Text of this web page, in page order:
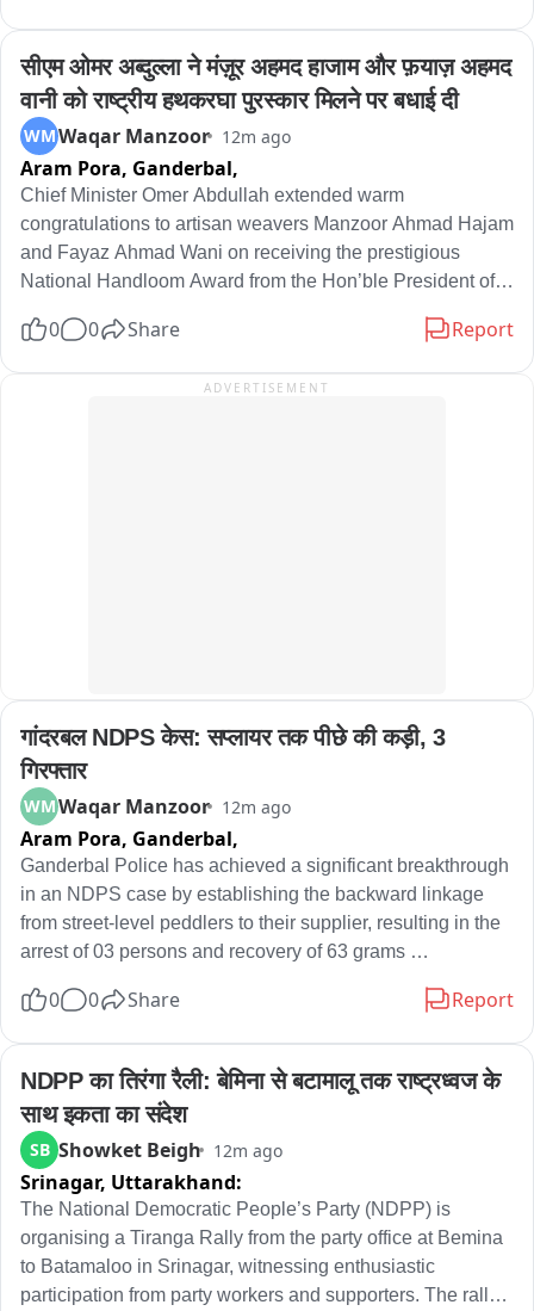
शिवभक्तों की भीड़ उमड़ पड़ी है। श्रद्धालु बिल्वपत्र, दूध, फूल और जल
आदि से भगवान शिव का अभिषेक कर उन्हें प्रसन्न करने में लगे हुए हैं। शहर
के प्राचीन एवं प्रसिद्ध बावलिया की बगीची स्थित शिव मंदिर में भी भक्तों की
लंबी कतारें लगी हुई हैं। श्रद्धालु लाइन में लगकर शिवलिंग पर जलाभिषेक
कर रहे हैं। सोमवार को बढ़ती भीड़ को देखते हुए मंदिर कमेटी की ओर से
विशेष व्यवस्थाएं की गई हैं। शहर के कई शिवालयों को भव्य और आकर्षक ढंग
से सजाया गया है। वहीं कई श्रद्धालु लोहार्गल से कावड़ लाकर शिवलिंग का
अभिषेक कर रहे हैं।
सीएम ओमर अब्दुल्ला ने मंज़ूर अहमद हाजाम और फ़याज़ अहमद
वानी को राष्ट्रीय हथकरघा पुरस्कार मिलने पर बधाई दी
WMWaqar Manzoor 12m ago
Aram Pora, Ganderbal,
Chief Minister Omer Abdullah extended warm
congratulations to artisan weavers Manzoor Ahmad Hajam
and Fayaz Ahmad Wani on receiving the prestigious
National Handloom Award from the Hon’ble President of
weaving the exquisite Chanddar Kani Shawl, their
excellence of Jammu and Kashmir’s handloom tradition.
0 0 Share Report
ADVERTISEMENT
गांदरबल NDPS केस: सप्लायर तक पीछे की कड़ी, 3
गिरफ्तार
WMWaqar Manzoor 12m ago
Aram Pora, Ganderbal,
Ganderbal Police has achieved a significant breakthrough
in an NDPS case by establishing the backward linkage
from street-level peddlers to their supplier, resulting in the
arrest of 03 persons and recovery of 63 grams
suspected drug proceeds.
During naka checking at Warpora Crossing, Police
apprehended two persons, identified as Javaid Ahmad
Dar and Arbaz Ahmad Reshi, after they attempted to flee
on noticing the naka party. During their personal searches,
11 grams (approximately) heroin-like substance was
recovered from their possession. During sustained
investigation and backward-linkage verification, Police
traced the source of supply to Ajaz Ahmad Dar of
Chowdribagh, Ganderbal. A search conducted at his
0 0 Share Report
NDPP का तिरंगा रैली: बेमिना से बटामालू तक राष्ट्रध्वज के
साथ इकता का संदेश
SB Showket Beigh 12m ago
Srinagar, Uttarakhand:
The National Democratic People’s Party (NDPP) is
organising a Tiranga Rally from the party office at Bemina
to Batamaloo in Srinagar, witnessing enthusiastic
participation from party workers and supporters. The rally